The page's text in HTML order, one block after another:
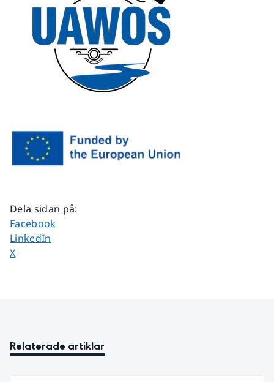
Dela sidan på:
Dela sidan på
Facebook
Dela sidan på
LinkedIn
Dela sidan på
X
Relaterade artiklar